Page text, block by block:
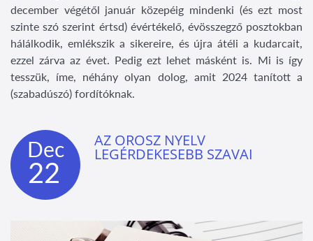
december végétől január közepéig mindenki (és ezt most
szinte szó szerint értsd) évértékelő, évösszegző posztokban
hálálkodik, emlékszik a sikereire, és újra átéli a kudarcait,
ezzel zárva az évet. Pedig ezt lehet másként is. Mi is így
tesszük, íme, néhány olyan dolog, amit 2024 tanított a
(szabadúszó) fordítóknak.
Dec
22
AZ OROSZ NYELV
LEGÉRDEKESEBB SZAVAI